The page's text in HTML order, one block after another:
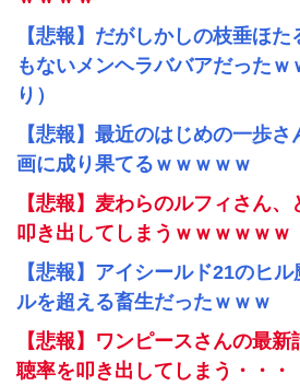
【悲報】だがしかしの枝垂ほ
もないメンヘラババアだった
り）
【悲報】最近のはじめの一歩
画に成り果てるｗｗｗｗｗ
【悲報】麦わらのルフィさん
叩き出してしまうｗｗｗｗｗｗ
【悲報】アイシールド21のヒ
ルを超える畜生だったｗｗｗ
【悲報】ワンピースさんの最
聴率を叩き出してしまう・・・